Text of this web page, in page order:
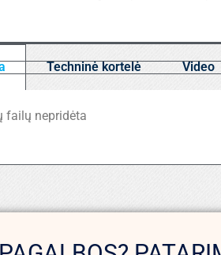
Techninė kortelė Video
failų nepridėta